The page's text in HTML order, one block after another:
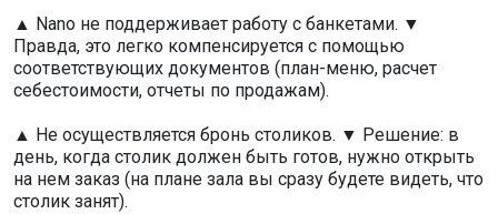
▲ Nano не поддерживает работу с банкетами. ▼
Правда, это легко компенсируется с помощью
соответствующих документов (план-меню, расчет
себестоимости, отчеты по продажам).
▲ Не осуществляется бронь столиков. ▼ Решение: в
день, когда столик должен быть готов, нужно открыть
на нем заказ (на плане зала вы сразу будете видеть, что
столик занят).